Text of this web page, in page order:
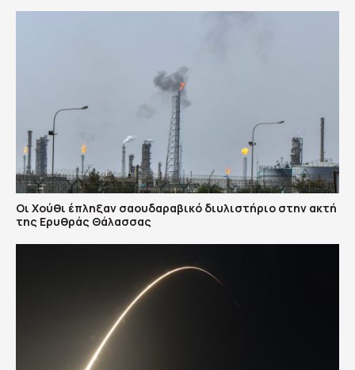
Οι Χούθι έπληξαν σαουδαραβικό διυλιστήριο στην ακτή
της Ερυθράς Θάλασσας